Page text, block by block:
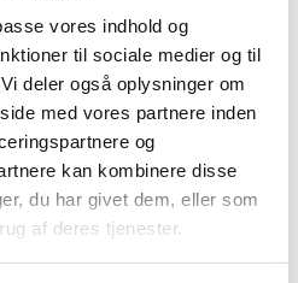
vores indhold og
til sociale medier og til
deler også oplysninger om
med vores partnere inden
og
kan kombinere disse
du har givet dem, eller som
af deres tjenester.
NUMBER